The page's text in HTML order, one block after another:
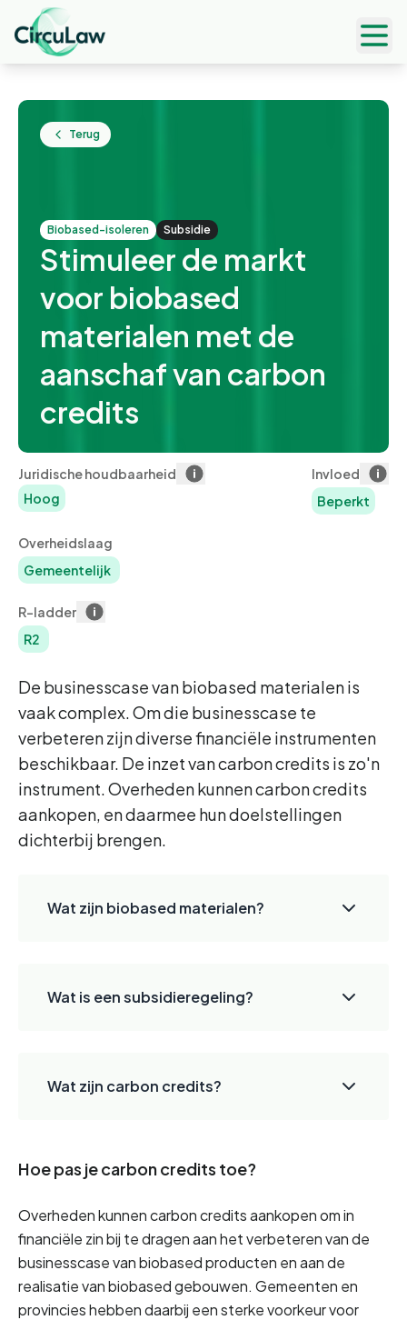
Terug
biobased-isoleren Subsidie
Stimuleer de markt
voor biobased
materialen met de
aanschaf van carbon
credits
Juridische houdbaarheid
Hoog
Invloed
Beperkt
Overheidslaag
Gemeentelijk
R-ladder
R2
De businesscase van biobased materialen is
vaak complex. Om die businesscase te
verbeteren zijn diverse financiële instrumenten
beschikbaar. De inzet van carbon credits is zo'n
instrument. Overheden kunnen carbon credits
aankopen, en daarmee hun doelstellingen
dichterbij brengen.
Wat zijn biobased materialen?
Wat is een subsidieregeling?
Wat zijn carbon credits?
Hoe pas je carbon credits toe?
Overheden kunnen carbon credits aankopen om in
financiële zin bij te dragen aan het verbeteren van de
businesscase van biobased producten en aan de
realisatie van biobased gebouwen. Gemeenten en
provincies hebben daarbij een sterke voorkeur voor